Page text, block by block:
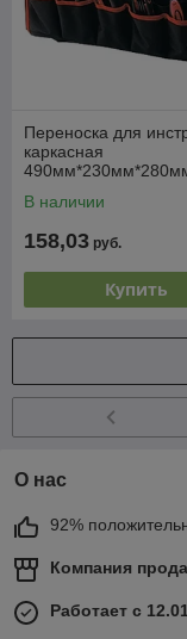
Переноска для
каркасная
В наличии
158,03 руб.
Купить
О нас
92%
Компания
Работает с